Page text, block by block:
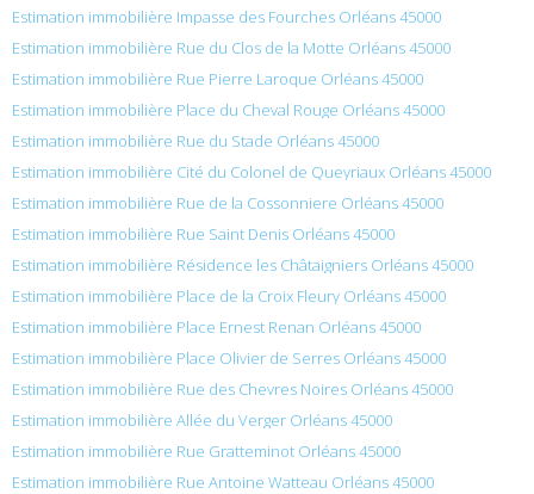
Estimation immobilière Impasse des Fourches Orléans 45000
Estimation immobilière Rue du Clos de la Motte Orléans 45000
Estimation immobilière Rue Pierre Laroque Orléans 45000
Estimation immobilière Place du Cheval Rouge Orléans 45000
Estimation immobilière Rue du Stade Orléans 45000
Estimation immobilière Cité du Colonel de Queyriaux Orléans 45000
Estimation immobilière Rue de la Cossonniere Orléans 45000
Estimation immobilière Rue Saint Denis Orléans 45000
Estimation immobilière Résidence les Châtaigniers Orléans 45000
Estimation immobilière Place de la Croix Fleury Orléans 45000
Estimation immobilière Place Ernest Renan Orléans 45000
Estimation immobilière Place Olivier de Serres Orléans 45000
Estimation immobilière Rue des Chevres Noires Orléans 45000
Estimation immobilière Allée du Verger Orléans 45000
Estimation immobilière Rue Gratteminot Orléans 45000
Estimation immobilière Rue Antoine Watteau Orléans 45000